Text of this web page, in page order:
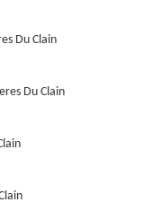
Du Clain
Du Clain